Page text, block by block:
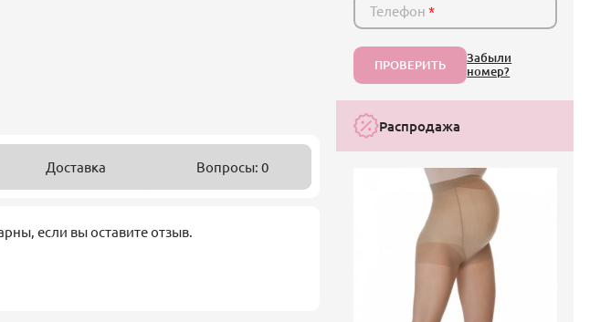
Доставка Вопросы: 0
если вы оставите отзыв.
Телефон*
ПРОВЕРИТЬ
Забыли
номер?
Распродажа